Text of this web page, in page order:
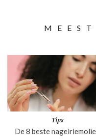
Tips
De 8 beste